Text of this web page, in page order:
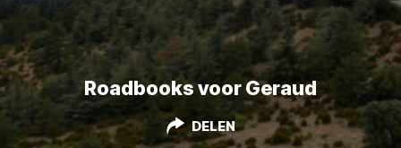
Roadbooks voor Geraud
DELEN